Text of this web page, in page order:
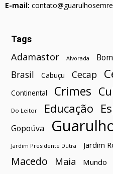
E-mail:
Tags
Adamastor Alvorada
Brasil Cabuçu Cecap
Continental Crimes
Do Leitor Educação
Gopoúva
Jardim Presidente Dutra Jardim
Macedo
Maia Mundo